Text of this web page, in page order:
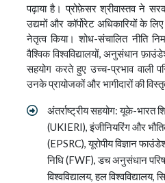
पढ़ाया है। प्रोफ़ेसर श्रीवास्तव ने
उद्यमों और कॉर्पोरेट अधिकारियों के लिए
नेतृत्व किया। शोध-संचालित नीति
वैश्विक विश्वविद्यालयों, अनुसंधान
सहयोग करते हुए उच्च-प्रभाव वाली
उनके प्रायोजकों और भागीदारों की
अंतर्राष्ट्रीय सहयोग: यूके-भारत
(UKIERI), इंजीनियरिंग और
(EPSRC), यूरोपीय विज्ञान
निधि (FWF), डच अनुसंधान
विश्वविद्यालय, हल विश्वविद्यालय,